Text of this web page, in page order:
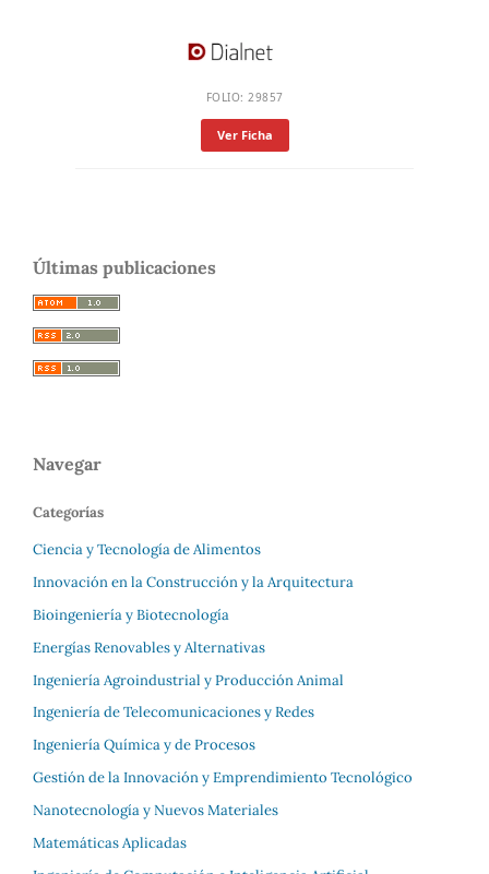
FOLIO: 29857
Ver Ficha
Últimas publicaciones
Navegar
Categorías
Ciencia y Tecnología de Alimentos
Innovación en la Construcción y la Arquitectura
Bioingeniería y Biotecnología
Energías Renovables y Alternativas
Ingeniería Agroindustrial y Producción Animal
Ingeniería de Telecomunicaciones y Redes
Ingeniería Química y de Procesos
Gestión de la Innovación y Emprendimiento Tecnológico
Nanotecnología y Nuevos Materiales
Matemáticas Aplicadas